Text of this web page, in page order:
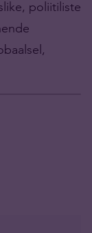
poliitiliste